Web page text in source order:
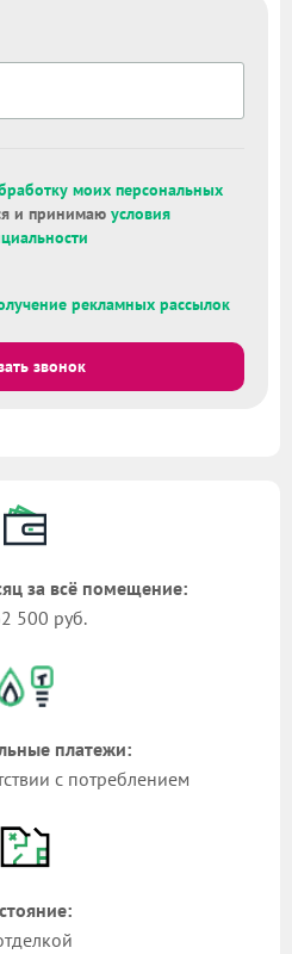
моих персональных
и принимаю условия
рекламных рассылок
звонок
за всё помещение:
500 руб.
платежи:
с потреблением